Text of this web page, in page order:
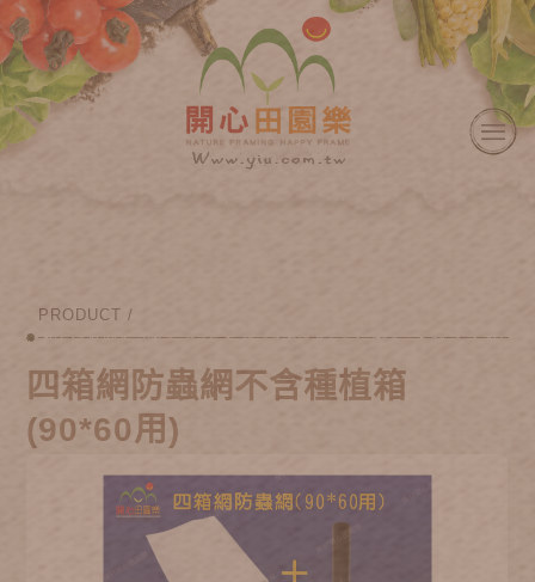
PRODUCT /
四箱網防蟲網不含種植箱
(90*60用)